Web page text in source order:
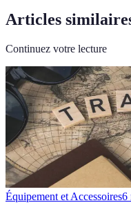
Articles
Continuez votre lecture
Équipement et Accessoires6